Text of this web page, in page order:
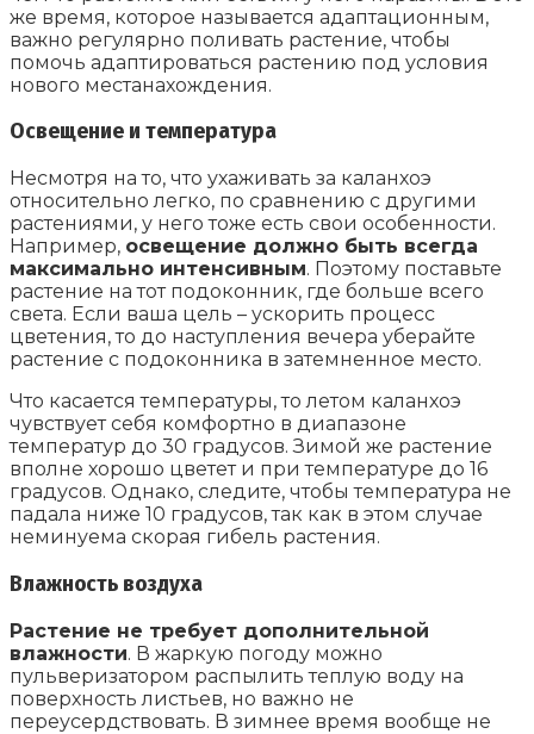
же время, которое называется адаптационным,
важно регулярно поливать растение, чтобы
помочь адаптироваться растению под условия
нового местанахождения.
Освещение и температура
Несмотря на то, что ухаживать за каланхоэ
относительно легко, по сравнению с другими
растениями, у него тоже есть свои особенности.
Например, освещение должно быть всегда
максимально интенсивным. Поэтому поставьте
растение на тот подоконник, где больше всего
света. Если ваша цель – ускорить процесс
цветения, то до наступления вечера уберайте
растение с подоконника в затемненное место.
Что касается температуры, то летом каланхоэ
чувствует себя комфортно в диапазоне
температур до 30 градусов. Зимой же растение
вполне хорошо цветет и при температуре до 16
градусов. Однако, следите, чтобы температура не
падала ниже 10 градусов, так как в этом случае
неминуема скорая гибель растения.
Влажность воздуха
Растение не требует дополнительной
влажности. В жаркую погоду можно
пульверизатором распылить теплую воду на
поверхность листьев, но важно не
переусердствовать. В зимнее время вообще не